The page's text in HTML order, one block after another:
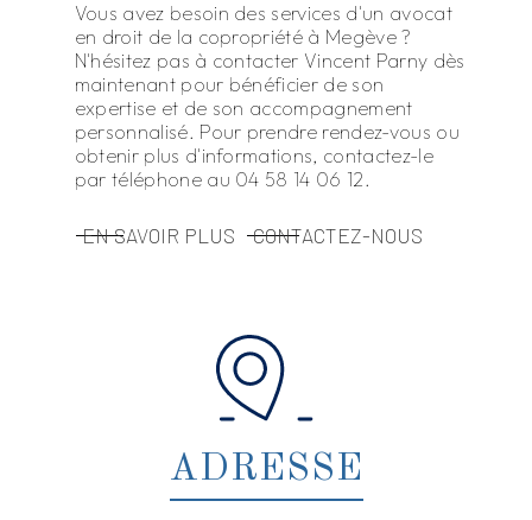
Vous avez besoin des services d'un avocat
en droit de la copropriété à Megève ?
N'hésitez pas à contacter Vincent Parny dès
maintenant pour bénéficier de son
expertise et de son accompagnement
personnalisé. Pour prendre rendez-vous ou
obtenir plus d'informations, contactez-le
par téléphone au 04 58 14 06 12.
EN SAVOIR PLUS CONTACTEZ-NOUS
ADRESSE